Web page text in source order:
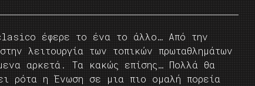
έφερε το ένα το άλλο… Από την
λειτουργία των τοπικών πρωταθλημάτων
αρκετά. Τα κακώς επίσης… Πολλά θα
ρότα η Ένωση σε μια πιο ομαλή πορεία